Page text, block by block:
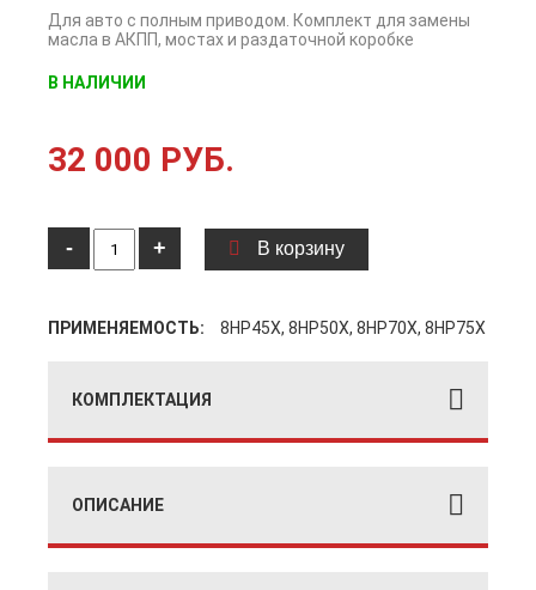
Для авто с полным приводом. Комплект для замены
масла в АКПП, мостах и раздаточной коробке
В НАЛИЧИИ
32 000 РУБ.
- + В корзину
ПРИМЕНЯЕМОСТЬ: 8HP45X, 8HP50X, 8HP70X, 8HP75X
КОМПЛЕКТАЦИЯ
ОПИСАНИЕ